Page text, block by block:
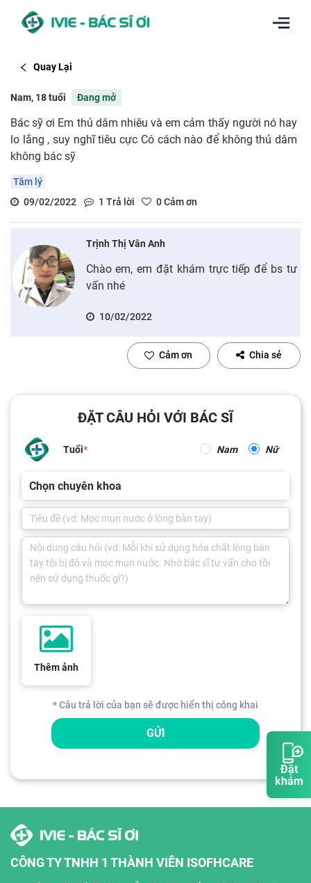
Đặt
khám
Quay Lại
Nam, 18 tuổi Đang mở
Bác sỹ ơi Em thủ dâm nhiêu và em cảm thấy người nó hay
lo lắng , suy nghĩ tiêu cực Có cách nào để không thủ dâm
không bác sỹ
Tâm lý
09/02/2022
1 Trả lời 0Cảm ơn
Trịnh Thị Vân Anh
Chào em, em đặt khám trực tiếp để bs tư
vấn nhé
10/02/2022
Cảm ơn Chia sẻ
ĐẶT CÂU HỎI VỚI BÁC SĨ
Tuổi Nam Nữ
Chọn chuyên khoa
Thêm ảnh
* Câu trả lời của bạn sẽ được hiển thị công khai
GỬI
CÔNG TY TNHH 1 THÀNH VIÊN ISOFHCARE